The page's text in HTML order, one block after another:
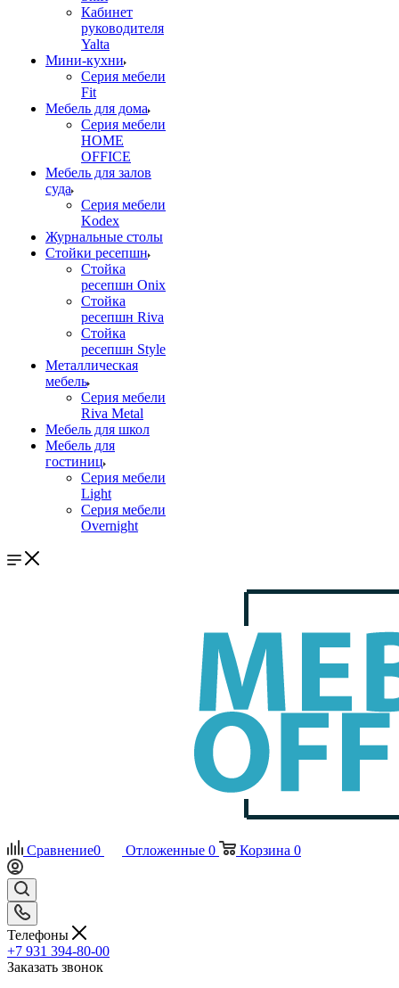
Кабинет
руководителя
Yalta
Мини-кухни
Серия мебели
Fit
Мебель для дома
Серия мебели
HOME
OFFICE
Мебель для залов
суда
Серия мебели
Kodex
Журнальные столы
Стойки ресепшн
Стойка
ресепшн Onix
Стойка
ресепшн Riva
Стойка
ресепшн Style
Металлическая
мебель
Серия мебели
Riva Metal
Мебель для школ
Мебель для
гостиниц
Серия мебели
Light
Серия мебели
Overnight
Сравнение0 Отложенные 0 Корзина 0
Телефоны
+7 931 394-80-00
Заказать звонок